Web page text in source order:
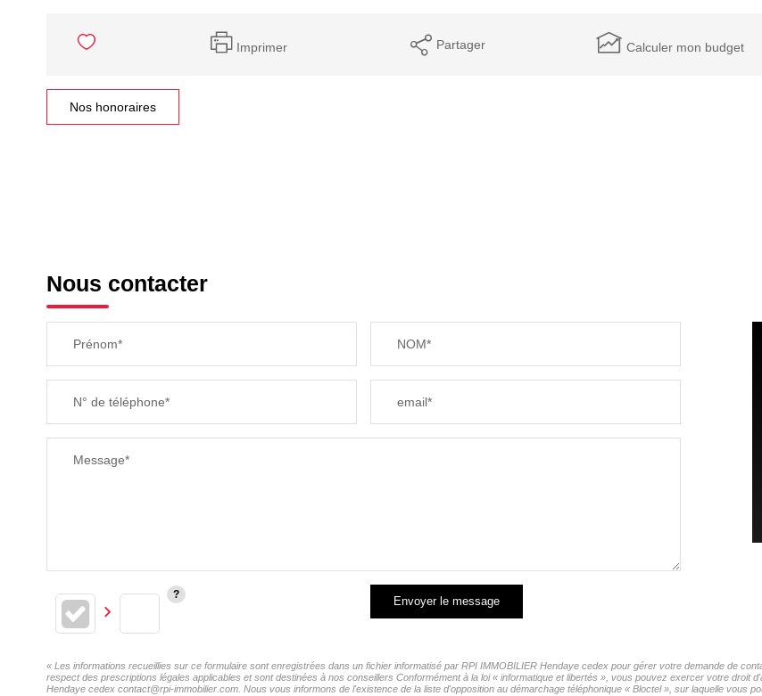
Imprimer Partager Calculer mon budget
Nos honoraires
Nous contacter
Prénom* NOM*
N° de téléphone* email*
Message*
Envoyer le message
« Les informations recueillies sur ce formulaire sont enregistrées dans un fichier informatisé par RPI IMMOBILIER Hendaye cedex pour gérer votre demande de
respect des prescriptions légales applicables et sont destinées à nos conseillers Conformément à la loi « informatique et libertés », vous pouvez exercer votre
Hendaye cedex contact@rpi-immobilier.com. Nous vous informons de l'existence de la liste d'opposition au démarchage téléphonique « Bloctel », sur laquelle vous